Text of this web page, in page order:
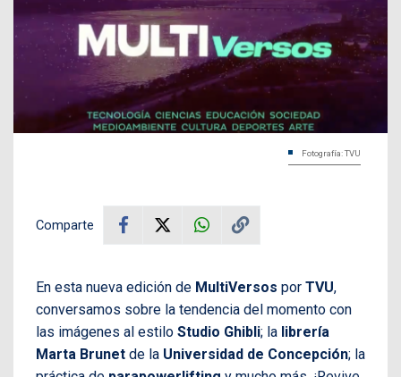
Fotografía: TVU
Comparte
En esta nueva edición de MultiVersos por TVU,
conversamos sobre la tendencia del momento con
las imágenes al estilo Studio Ghibli; la librería
Marta Brunet de la Universidad de Concepción; la